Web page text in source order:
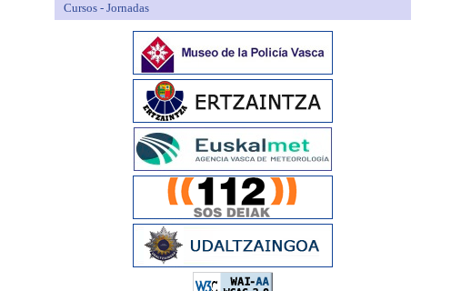
Cursos - Jornadas